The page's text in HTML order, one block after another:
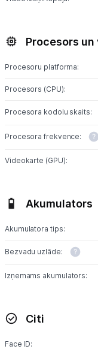
Procesors
Procesoru platforma:
Procesors (CPU):
Procesora kodolu skaits:
Procesora frekvence:
Videokarte (GPU):
Akumulators
Akumulatora tips:
Bezvadu uzlāde:
Izņemams akumulators:
Citi
Face ID: